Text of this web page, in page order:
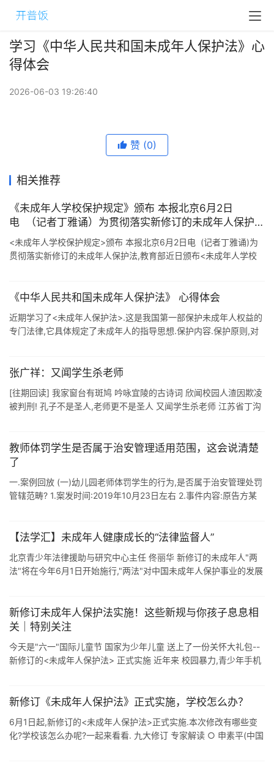
学习《中华人民共和国未成年人保护法》心
得体会
2026-06-03 19:26:40
赞 (0)
相关推荐
《未成年人学校保护规定》颁布 本报北京6月2日
电 （记者丁雅诵）为贯彻落实新修订的未成年人保护
法，教育部近日颁布《未成年人学校保护规定》。《规
定》共8章、63条，分一般保护、专项保护、管理要求
<未成年人学校保护规定>颁布 本报北京6月2日电 (记者丁雅诵)为
贯彻落实新修订的未成年人保护法,教育部近日颁布<未成年人学校
《中华人民共和国未成年人保护法》 心得体会
近期学习了<未成年人保护法>.这是我国第一部保护未成年人权益的
专门法律,它具体规定了未成年人的指导思想.保护内容.保护原则,对
张广祥：又闻学生杀老师
[往期回读] 我家窗台有斑鸠 吟咏宜陵的古诗词 欣闻校园人渣因欺凌
被判刑! 孔子不是圣人,老师更不是圣人 又闻学生杀老师 江苏省丁沟
教师体罚学生是否属于治安管理适用范围，这会说清楚
了
一.案例回放 (一)幼儿园老师体罚学生的行为,是否属于治安管理处罚
管辖范畴? 1.案发时间:2019年10月23日左右 2.事件内容:原告方某
【法学汇】未成年人健康成长的“法律监督人”
北京青少年法律援助与研究中心主任 佟丽华 新修订的未成年人"两
法"将在今年6月1日开始施行,"两法"对中国未成年人保护事业的发展
新修订未成年人保护法实施！这些新规与你孩子息息相
关｜特别关注
今天是"六一"国际儿童节 国家为少年儿童 送上了一份关怀大礼包--
新修订的<未成年人保护法> 正式实施 近年来 校园暴力,青少年手机
新修订《未成年人保护法》正式实施，学校怎么办？
6月1日起,新修订的<未成年人保护法>正式实施.本次修改有哪些变
化?学校该怎么办呢?一起来看看. 九大修订 专家解读 ○ 申素平(中国